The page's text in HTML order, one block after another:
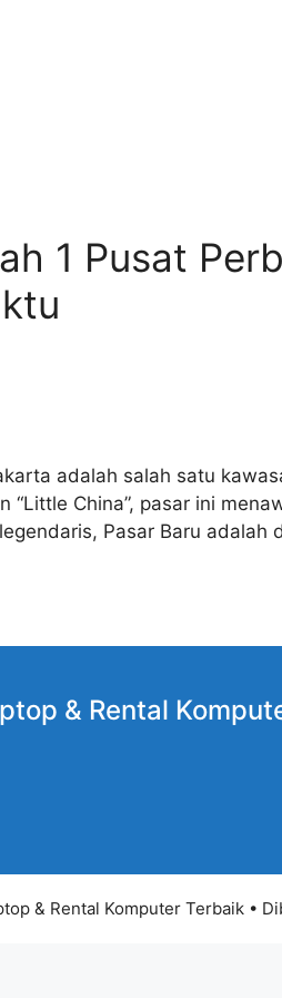
1 Pusat
adalah salah satu
“Little China”, pasar ini
Pasar Baru
& Rental
& Rental Komputer Terbaik •